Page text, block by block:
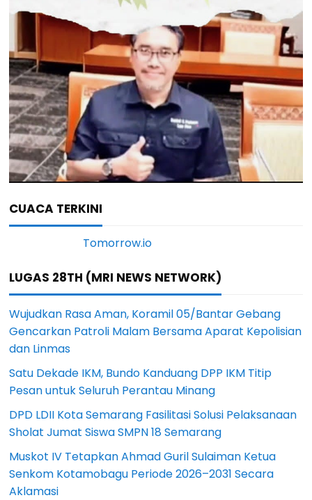
CUACA TERKINI
LUGAS 28TH (MRI NEWS NETWORK)
Wujudkan Rasa Aman, Koramil 05/Bantar Gebang
Gencarkan Patroli Malam Bersama Aparat Kepolisian
dan Linmas
Satu Dekade IKM, Bundo Kanduang DPP IKM Titip
Pesan untuk Seluruh Perantau Minang
DPD LDII Kota Semarang Fasilitasi Solusi Pelaksanaan
Sholat Jumat Siswa SMPN 18 Semarang
Muskot IV Tetapkan Ahmad Guril Sulaiman Ketua
Senkom Kotamobagu Periode 2026–2031 Secara
Aklamasi